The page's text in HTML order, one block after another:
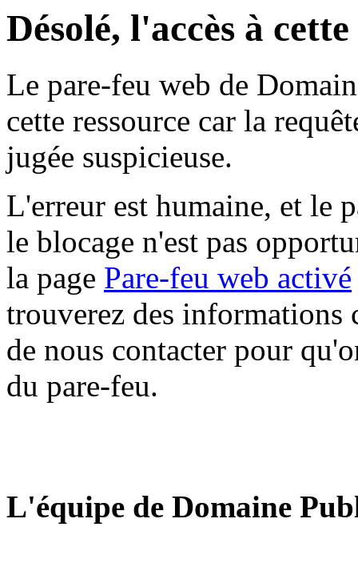
Désolé, l'accès à
Le pare-feu web de
cette ressource car la
jugée suspicieuse.
L'erreur est humaine, et le
le blocage n'est pas
la page Pare-feu web activé
trouverez des informations
de nous contacter pour
du pare-feu.
L'équipe de Domaine